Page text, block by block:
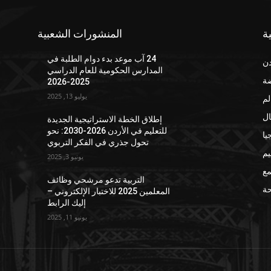
المنشورات الشعبية
24 آب موعد بدء دوام الطلبة في
المدارس الحكومية للعام الدراسي
2025-2026
يوليو 13, 2025
إطلاق الخطة الاستراتيجية الجديدة
للتعليم في الأردن 2026-2030: نحو
تحول جذري في الفكر التربوي
يونيو 3, 2025
التربية تدعو مرشحي وظائف
المعلمين 2025 للاختبار الإلكتروني –
إليك الرابط
يونيو 11, 2025